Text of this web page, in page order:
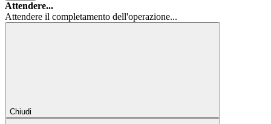
Attendere...
Attendere il completamento dell'operazione...
Chiudi